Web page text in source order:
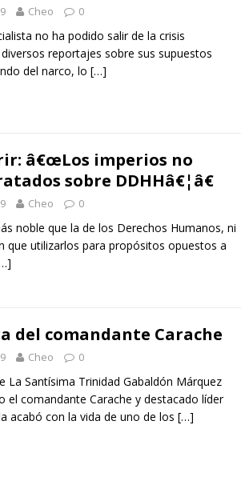
Cheo 0
no ha podido salir de la crisis
reportajes sobre sus supuestos
del narco, lo […]
â€œLos imperios no
sobre DDHHâ€¦â€
Cheo 0
noble que la de los Derechos Humanos, ni
que utilizarlos para propósitos opuestos a
del comandante Carache
Cheo 0
La Santísima Trinidad Gabaldón Márquez
el comandante Carache y destacado líder
acabó con la vida de uno de los […]